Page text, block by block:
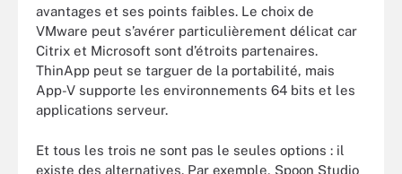
avantages et ses points faibles. Le choix de
VMware peut s’avérer particulièrement délicat car
Citrix et Microsoft sont d’étroits partenaires.
ThinApp peut se targuer de la portabilité, mais
App-V supporte les environnements 64 bits et les
applications serveur.
Et tous les trois ne sont pas le seules options : il
existe des alternatives. Par exemple, Spoon Studio